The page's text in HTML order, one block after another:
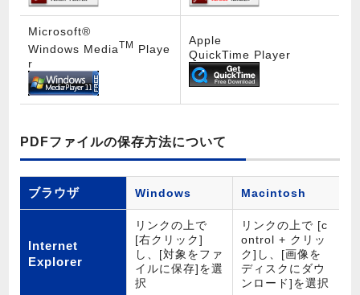
Microsoft®
Windows MediaTM
Playe
r
Apple
QuickTime Player
PDFファイルの保存方法について
ブラウザ Windows Macintosh
Internet
Explorer
リンクの上で
[右クリック]
し、[対象をファ
イルに保存]を選
択
リンクの上で [c
ontrol + クリッ
ク]し、[画像を
ディスクにダウ
ンロード]を選択